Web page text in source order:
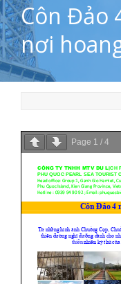
Côn Đảo
nơi
Page 1 / 4